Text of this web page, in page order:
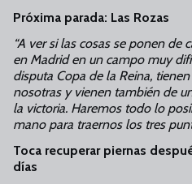
Próxima parada: Las Rozas
“A ver si las cosas se ponen
en Madrid en un campo muy
disputa Copa de la Reina,
nosotras y vienen también de
la victoria. Haremos todo lo
mano para traernos los tres
Toca recuperar piernas
días